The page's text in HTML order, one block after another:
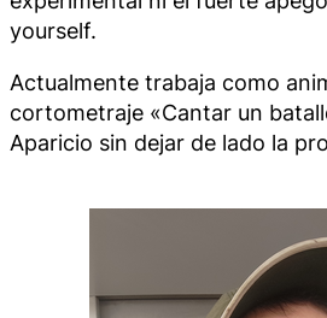
yourself.
Actualmente trabaja como
cortometraje «Cantar un
Aparicio sin dejar de lado la